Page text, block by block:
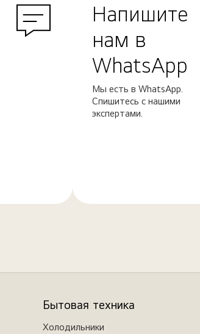
Напишите
нам в
WhatsApp
Мы есть в WhatsApp.
Спишитесь с нашими
экспертами.
Бытовая техника
Холодильники